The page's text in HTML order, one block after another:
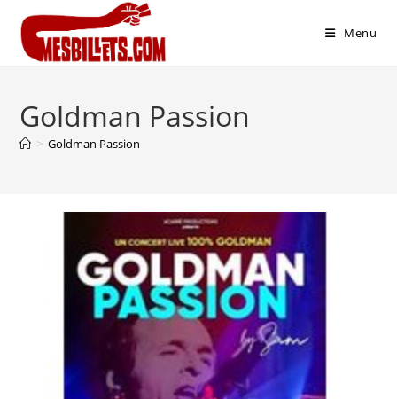
Menu
Goldman Passion
> Goldman Passion